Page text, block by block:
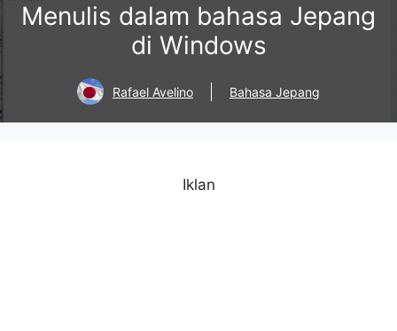
Menulis dalam bahasa Jepang
di Windows
Rafael Avelino Bahasa Jepang
Iklan